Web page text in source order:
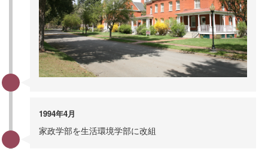
1994年4月
家政学部を生活環境学部に改組